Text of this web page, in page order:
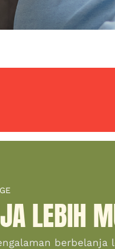
LEBIH
berbelanja